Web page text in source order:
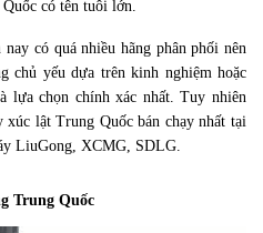
có tên tuôi lớn.
có quá nhiều hãng phân phối nên
chủ yếu dựa trên kinh nghiệm hoặc
lựa chọn chính xác nhất. Tuy nhiên
lật Trung Quốc bán chạy nhất tại
LiuGong, XCMG, SDLG.
Trung Quốc